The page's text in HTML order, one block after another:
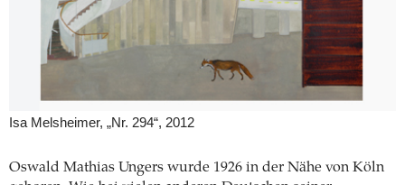
Isa Melsheimer, „Nr. 294“, 2012
Oswald Mathias Ungers wurde 1926 in der Nähe von Köln